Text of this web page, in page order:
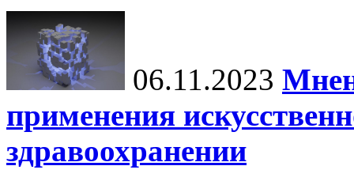
06.11.2023
применения
здравоохранении